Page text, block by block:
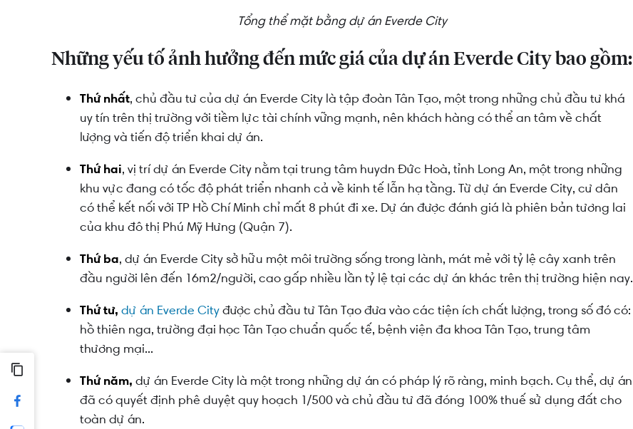
Tổng thể mặt bằng dự án Everde City
Những yếu tố ảnh hưởng đến mức giá của dự án Everde City bao gồm:
Thứ nhất, chủ đầu tư của dự án Everde City là tập đoàn Tân Tạo, một trong những chủ đầu tư khá
uy tín trên thị trường với tiềm lực tài chính vững mạnh, nên khách hàng có thể an tâm về chất
lượng và tiến độ triển khai dự án.
Thứ hai, vị trí dự án Everde City nằm tại trung tâm huydn Đức Hoà, tỉnh Long An, một trong những
khu vực đang có tốc độ phát triển nhanh cả về kinh tế lẫn hạ tầng. Từ dự án Everde City, cư dân
có thể kết nối với TP Hồ Chí Minh chỉ mất 8 phút đi xe. Dự án được đánh giá là phiên bản tương lai
của khu đô thị Phú Mỹ Hưng (Quận 7).
Thứ ba, dự án Everde City sở hữu một môi trường sống trong lành, mát mẻ với tỷ lệ cây xanh trên
đầu người lên đến 16m2/người, cao gấp nhiều lần tỷ lệ tại các dự án khác trên thị trường hiện nay.
Thứ tư, dự án Everde Cityđược chủ đầu tư Tân Tạo đưa vào các tiện ích chất lượng, trong số đó có:
hồ thiên nga, trường đại học Tân Tạo chuẩn quốc tế, bệnh viện đa khoa Tân Tạo, trung tâm
thương mại...
Thứ năm, dự án Everde City là một trong những dự án có pháp lý rõ ràng, minh bạch. Cụ thể, dự án
đã có quyết định phê duyệt quy hoạch 1/500 và chủ đầu tư đã đóng 100% thuế sử dụng đất cho
toàn dự án.